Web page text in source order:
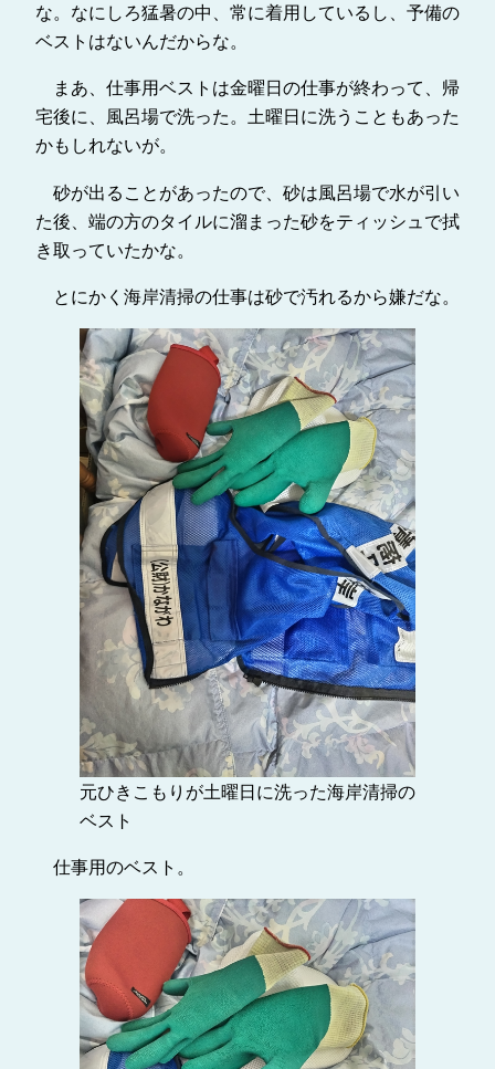
な。なにしろ猛暑の中、常に着用しているし、予備の
ベストはないんだからな。
まあ、仕事用ベストは金曜日の仕事が終わって、帰
宅後に、風呂場で洗った。土曜日に洗うこともあった
かもしれないが。
砂が出ることがあったので、砂は風呂場で水が引い
た後、端の方のタイルに溜まった砂をティッシュで拭
き取っていたかな。
とにかく海岸清掃の仕事は砂で汚れるから嫌だな。
元ひきこもりが土曜日に洗った海岸清掃の
ベスト
仕事用のベスト。